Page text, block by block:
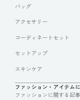
バッグ
アクセサリー
コーディネートセット
セットアップ
スキンケア
ファッション・アイテム
ファッションに関する記